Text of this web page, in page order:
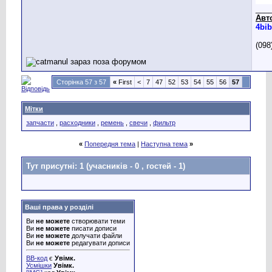
Сторінка 57 з 57 « First < 7 47 52 53 54 55 56 57
Мітки
запчасти
расходники ремень свечи фильтр
« Попередня тема | Наступна тема »
Тут присутні: 1 (учасників - 0 , гостей - 1)
Ваші права у розділі
Ви не можете створювати теми
Ви не можете писати дописи
Ви не можете долучати файли
Ви не можете редагувати дописи
BB-код є Увімк.
Усмішки Увімк.